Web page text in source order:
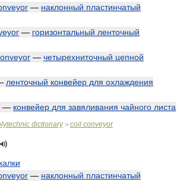
— наклонный пластинчатый
— горизонтальный ленточный
— четырехниточный цепной
ленточный конвейер для охлаждения
— конвейер для завяливания чайного листа
dictionary> coil conveyor
— наклонный пластинчатый